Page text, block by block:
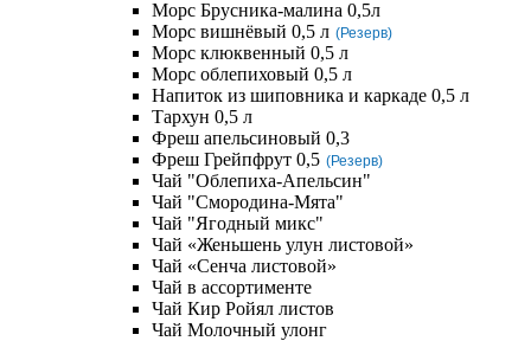
Морс Брусника-малина 0,5л
Морс вишнёвый 0,5 л (Резерв)
Морс клюквенный 0,5 л
Морс облепиховый 0,5 л
Напиток из шиповника и каркаде 0,5 л
Тархун 0,5 л
Фреш апельсиновый 0,3
Фреш Грейпфрут 0,5 (Резерв)
Чай "Облепиха-Апельсин"
Чай "Смородина-Мята"
Чай "Ягодный микс"
Чай «Женьшень улун листовой»
Чай «Сенча листовой»
Чай в ассортименте
Чай Кир Ройял листов
Чай Молочный улонг